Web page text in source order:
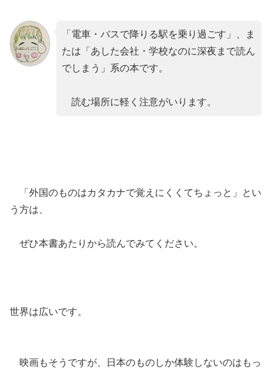
「電車・バスで降りる駅を乗り過ごす」、ま
たは「あした会社・学校なのに深夜まで読ん
でしまう」系の本です。
読む場所に軽く注意がいります。
「外国のものはカタカナで覚えにくくてちょっと」とい
う方は、
ぜひ本書あたりから読んでみてください。
世界は広いです。
映画もそうですが、日本のものしか体験しないのはもっ